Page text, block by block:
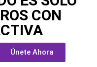
CON
Únete Ahora